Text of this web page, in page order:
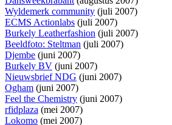
Wyldemerk community (juli 2007)
ECMS Actionlabs (juli 2007)
Burkely Leatherfashion (juli 2007)
Beeldfoto: Steltman (juli 2007)
Djembe (juni 2007)
Burkely BV (juni 2007)
Nieuwsbrief NDG (juni 2007)
Ogham (juni 2007)
Feel the Chemistry (juni 2007)
rfidplaza (mei 2007)
Lokomo (mei 2007)